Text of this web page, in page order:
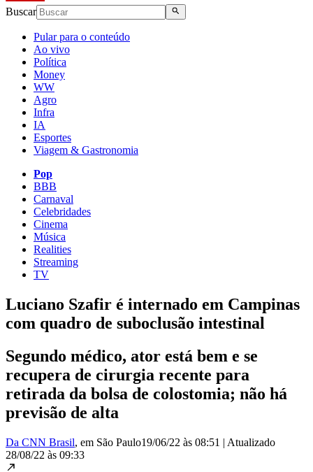
Buscar
Pular para o conteúdo
Ao vivo
Política
Money
WW
Agro
Infra
IA
Esportes
Viagem & Gastronomia
Pop
BBB
Carnaval
Celebridades
Cinema
Música
Realities
Streaming
TV
Luciano Szafir é internado em Campinas
com quadro de suboclusão intestinal
Segundo médico, ator está bem e se
recupera de cirurgia recente para
retirada da bolsa de colostomia; não há
previsão de alta
Da CNN Brasil, em São Paulo19/06/22 às 08:51 | Atualizado
28/08/22 às 09:33